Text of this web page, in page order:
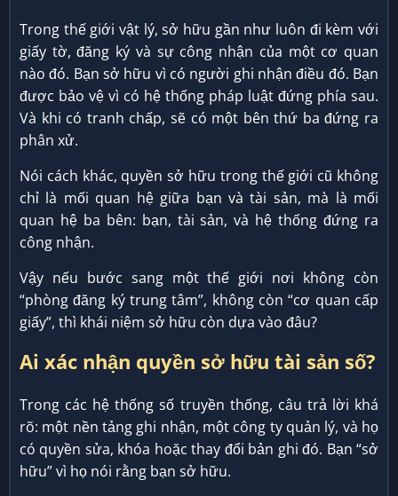
Trong thế giới vật lý, sở hữu gần như luôn đi kèm với
giấy tờ, đăng ký và sự công nhận của một cơ quan
nào đó. Bạn sở hữu vì có người ghi nhận điều đó. Bạn
được bảo vệ vì có hệ thống pháp luật đứng phía sau.
Và khi có tranh chấp, sẽ có một bên thứ ba đứng ra
phân xử.
Nói cách khác, quyền sở hữu trong thế giới cũ không
chỉ là mối quan hệ giữa bạn và tài sản, mà là mối
quan hệ ba bên: bạn, tài sản, và hệ thống đứng ra
công nhận.
Vậy nếu bước sang một thế giới nơi không còn
“phòng đăng ký trung tâm”, không còn “cơ quan cấp
giấy”, thì khái niệm sở hữu còn dựa vào đâu?
Ai xác nhận quyền sở hữu tài sản số?
Trong các hệ thống số truyền thống, câu trả lời khá
rõ: một nền tảng ghi nhận, một công ty quản lý, và họ
có quyền sửa, khóa hoặc thay đổi bản ghi đó. Bạn “sở
hữu” vì họ nói rằng bạn sở hữu.